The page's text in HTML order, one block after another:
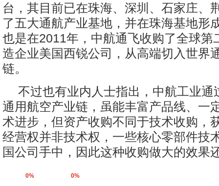
台，其目前已在珠海、深圳、石家庄、
了五大通航产业基地，并在珠海基地形
也是在2011年，中航通飞收购了全球第
造企业美国西锐公司，从高端切入世界
链。
不过也有业内人士指出，中航工业通
通用航空产业链，虽能丰富产品线、一
术进步，但资产收购不同于技术收购，
经营权并非技术权，一些核心零部件技
国公司手中，因此这种收购做大的效果
0% 0%